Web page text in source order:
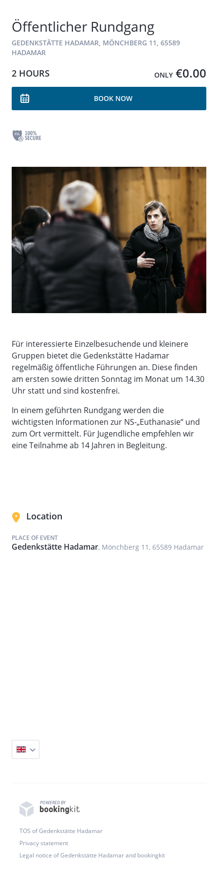
Öffentlicher Rundgang
GEDENKSTÄTTE HADAMAR, MÖNCHBERG 11, 65589
HADAMAR
ONLY €0.00
2 HOURS
BOOK NOW
Für interessierte Einzelbesuchende und kleinere
Gruppen bietet die Gedenkstätte Hadamar
regelmäßig öffentliche Führungen an. Diese finden
am ersten sowie dritten Sonntag im Monat um 14.30
Uhr statt und sind kostenfrei.
In einem geführten Rundgang werden die
wichtigsten Informationen zur NS-„Euthanasie“ und
zum Ort vermittelt. Für Jugendliche empfehlen wir
eine Teilnahme ab 14 Jahren in Begleitung.
Location
PLACE OF EVENT
Gedenkstätte Hadamar, Mönchberg 11, 65589 Hadamar
POWERED BY
TOS of Gedenkstätte Hadamar
Privacy statement
Legal notice of Gedenkstätte Hadamar and bookingkit